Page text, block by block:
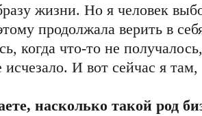
жизни. Но я человек
продолжала верить в
когда что-то не
исчезало. И вот сейчас я
насколько такой род